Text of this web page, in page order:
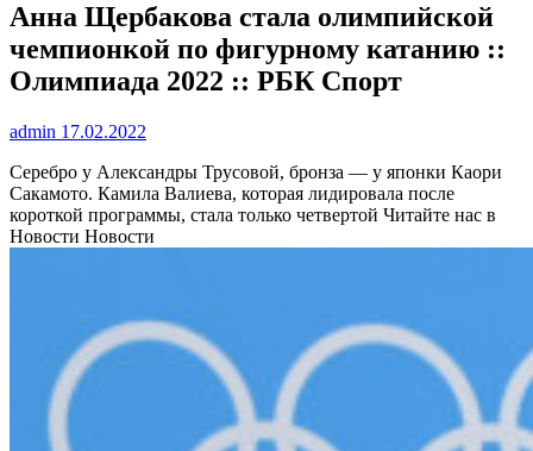
Анна Щербакова стала олимпийской
чемпионкой по фигурному катанию ::
Олимпиада 2022 :: РБК Спорт
admin 17.02.2022
Серебро у Александры Трусовой, бронза — у японки Каори
Сакамото. Камила Валиева, которая лидировала после
короткой программы, стала только четвертой Читайте нас в
Новости Новости